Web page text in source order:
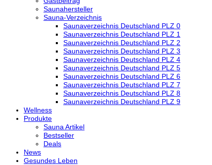
Saunahersteller
Sauna-Verzeichnis
Saunaverzeichnis Deutschland PLZ 0
Saunaverzeichnis Deutschland PLZ 1
Saunaverzeichnis Deutschland PLZ 2
Saunaverzeichnis Deutschland PLZ 3
Saunaverzeichnis Deutschland PLZ 4
Saunaverzeichnis Deutschland PLZ 5
Saunaverzeichnis Deutschland PLZ 6
Saunaverzeichnis Deutschland PLZ 7
Saunaverzeichnis Deutschland PLZ 8
Saunaverzeichnis Deutschland PLZ 9
Wellness
Produkte
Sauna Artikel
Bestseller
Deals
News
Gesundes Leben